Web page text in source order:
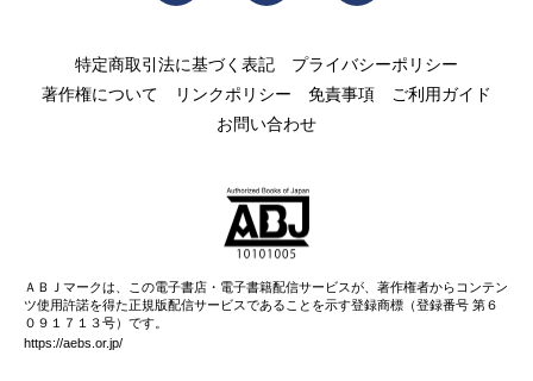
特定商取引法に基づく表記
プライバシーポリシー
著作権について
リンクポリシー 免責事項
ご利用ガイド
お問い合わせ
ＡＢＪマークは、この電子書店・電子書籍配信サービスが、著作権者からコンテン
ツ使用許諾を得た正規版配信サービスであることを示す登録商標（登録番号 第６
０９１７１３号）です。
https://aebs.or.jp/